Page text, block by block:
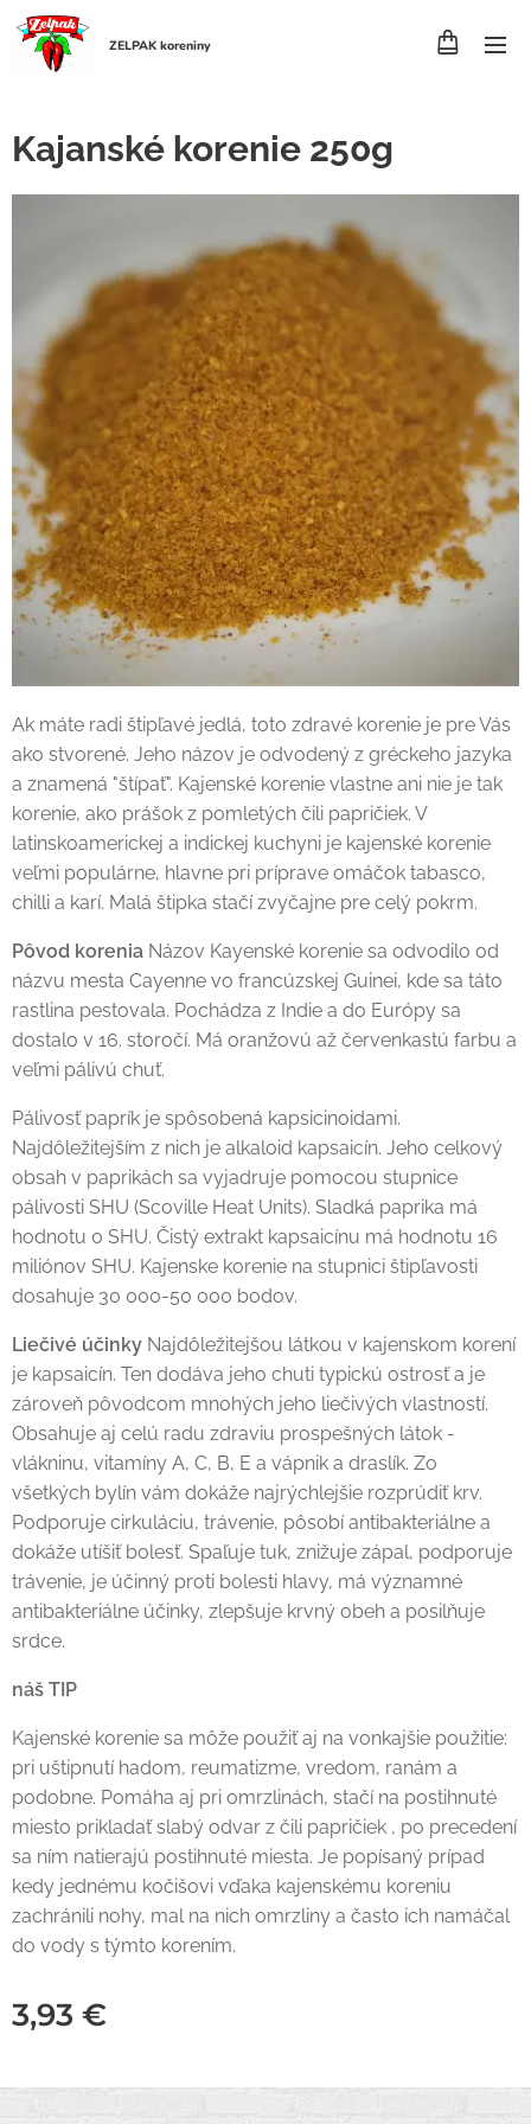
ZELPAK koreniny
Kajanské korenie 250g
Ak máte radi štipľavé jedlá, toto zdravé korenie je pre Vás
ako stvorené. Jeho názov je odvodený z gréckeho jazyka
a znamená "štípať". Kajenské korenie vlastne ani nie je tak
korenie, ako prášok z pomletých čili papričiek. V
latinskoamerickej a indickej kuchyni je kajenské korenie
veľmi populárne, hlavne pri príprave omáčok tabasco,
chilli a karí. Malá štipka stačí zvyčajne pre celý pokrm.
Pôvod korenia Názov Kayenské korenie sa odvodilo od
názvu mesta Cayenne vo francúzskej Guinei, kde sa táto
rastlina pestovala. Pochádza z Indie a do Európy sa
dostalo v 16. storočí. Má oranžovú až červenkastú farbu a
veľmi pálivú chuť.
Pálivosť paprík je spôsobená kapsicinoidami.
Najdôležitejším z nich je alkaloid kapsaicín. Jeho celkový
obsah v paprikách sa vyjadruje pomocou stupnice
pálivosti SHU (Scoville Heat Units). Sladká paprika má
hodnotu 0 SHU. Čistý extrakt kapsaicínu má hodnotu 16
miliónov SHU. Kajenske korenie na stupnici štipľavosti
dosahuje 30 000-50 000 bodov.
Liečivé účinky Najdôležitejšou látkou v kajenskom korení
je kapsaicín. Ten dodáva jeho chuti typickú ostrosť a je
zároveň pôvodcom mnohých jeho liečivých vlastností.
Obsahuje aj celú radu zdraviu prospešných látok -
vlákninu, vitamíny A, C, B, E a vápnik a draslík. Zo
všetkých bylín vám dokáže najrýchlejšie rozprúdiť krv.
Podporuje cirkuláciu, trávenie, pôsobí antibakteriálne a
dokáže utíšiť bolesť. Spaľuje tuk, znižuje zápal, podporuje
trávenie, je účinný proti bolesti hlavy, má významné
antibakteriálne účinky, zlepšuje krvný obeh a posilňuje
srdce.
náš TIP
Kajenské korenie sa môže použiť aj na vonkajšie použitie:
pri uštipnutí hadom, reumatizme, vredom, ranám a
podobne. Pomáha aj pri omrzlinách, stačí na postihnuté
miesto prikladať slabý odvar z čili papričiek , po precedení
sa ním natierajú postihnuté miesta. Je popísaný prípad
kedy jednému kočišovi vďaka kajenskému koreniu
zachránili nohy, mal na nich omrzliny a často ich namáčal
do vody s týmto korením.
3,93 €